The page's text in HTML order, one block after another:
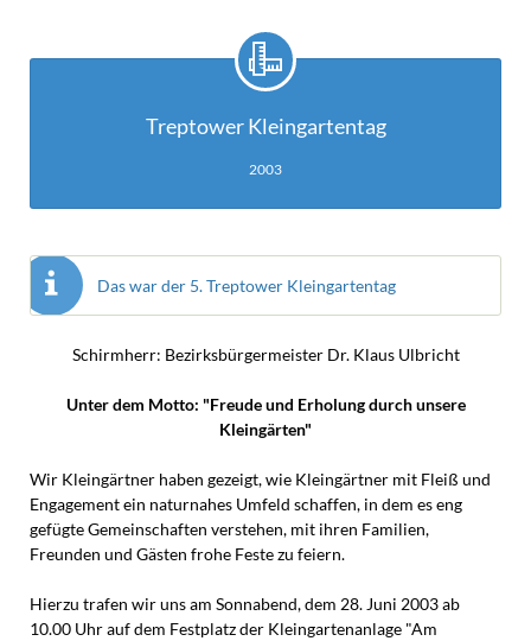
Treptower Kleingartentag
2003
Das war der 5. Treptower Kleingartentag
Schirmherr: Bezirksbürgermeister Dr. Klaus Ulbricht
Unter dem Motto: "Freude und Erholung durch unsere
Kleingärten"
Wir Kleingärtner haben gezeigt, wie Kleingärtner mit Fleiß und
Engagement ein naturnahes Umfeld schaffen, in dem es eng
gefügte Gemeinschaften verstehen, mit ihren Familien,
Freunden und Gästen frohe Feste zu feiern.
Hierzu trafen wir uns am Sonnabend, dem 28. Juni 2003 ab
10.00 Uhr auf dem Festplatz der Kleingartenanlage "Am